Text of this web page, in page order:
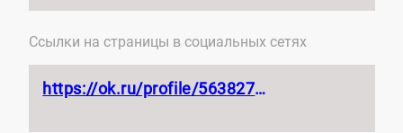
Ссылки на страницы в социальных сетях
https://ok.ru/profile/563827704323